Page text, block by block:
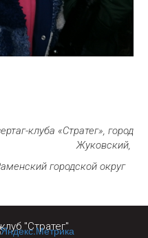
клуба «Стратег», город
Жуковский,
городской округ
"Стратег"